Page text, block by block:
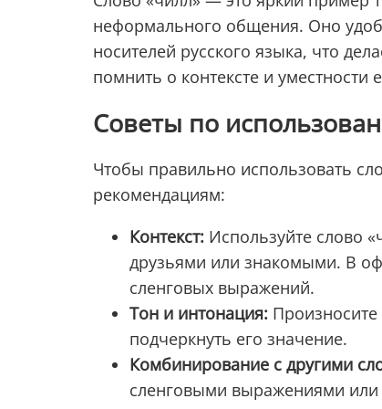
неформального общения. Оно
носителей русского языка, что
помнить о контексте и
Советы по
Чтобы правильно использовать
рекомендациям:
Контекст: Используйте слово
друзьями или знакомыми. В
сленговых выражений.
Тон и интонация:
подчеркнуть его значение.
Комбинирование с другими
сленговыми выражениями или